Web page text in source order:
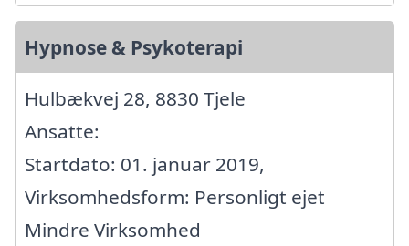
Hypnose & Psykoterapi
Hulbækvej 28, 8830 Tjele
Ansatte:
Startdato: 01. januar 2019,
Virksomhedsform: Personligt ejet
Mindre Virksomhed